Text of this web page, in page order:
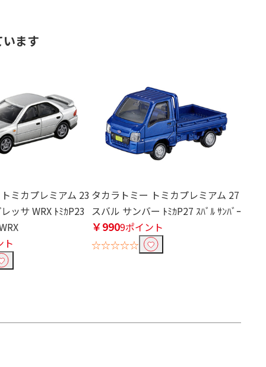
ます
ミカプレミアム 23
ッサ WRX ﾄﾐｶP23
ト
タカラトミー トミカプレミアム 27
スバル サンバー ﾄﾐｶP27 ｽﾊﾞﾙ ｻﾝﾊﾞｰ
￥9909ポイント
☆☆☆☆☆